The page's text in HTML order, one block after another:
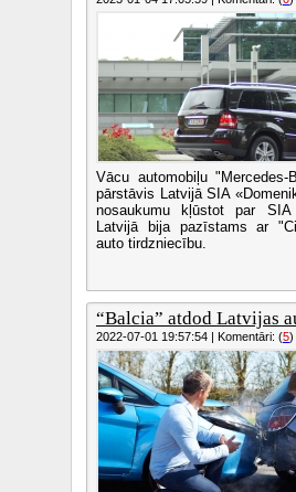
Vācu automobiļu "Mercedes-
pārstāvis Latvijā SIA
nosaukumu kļūstot par SIA
Latvijā bija pazīstams ar
auto tirdzniecību.
“Balcia” atdod Latvijas
2022-07-01 19:57:54 | Komentāri: (5)